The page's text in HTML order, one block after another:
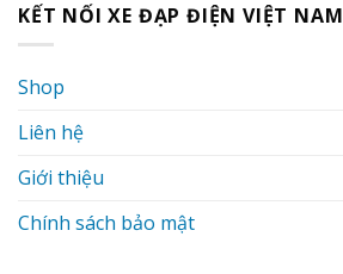
KẾT NỐI XE ĐẠP ĐIỆN VIỆT NAM
Shop
Liên hệ
Giới thiệu
Chính sách bảo mật